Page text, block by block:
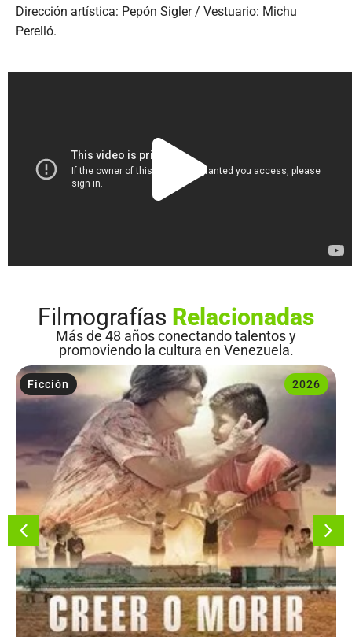
Dirección artística: Pepón Sigler / Vestuario: Michu
Perelló.
Filmografías Relacionadas
Más de 48 años conectando talentos y
promoviendo la cultura en Venezuela.
2026
Ficción